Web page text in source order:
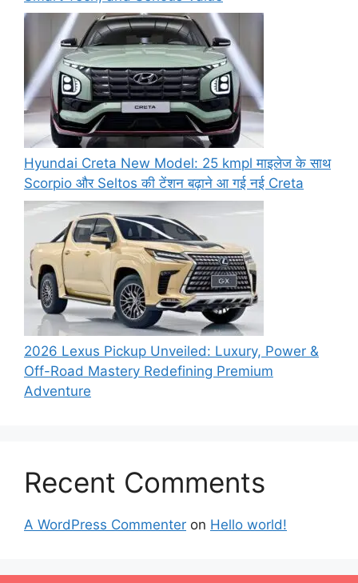
Hyundai Creta New Model: 25 kmpl माइलेज के साथ
Scorpio और Seltos की टेंशन बढ़ाने आ गई नई Creta
2026 Lexus Pickup Unveiled: Luxury, Power &
Off-Road Mastery Redefining Premium
Adventure
Recent Comments
A WordPress Commenter on Hello world!